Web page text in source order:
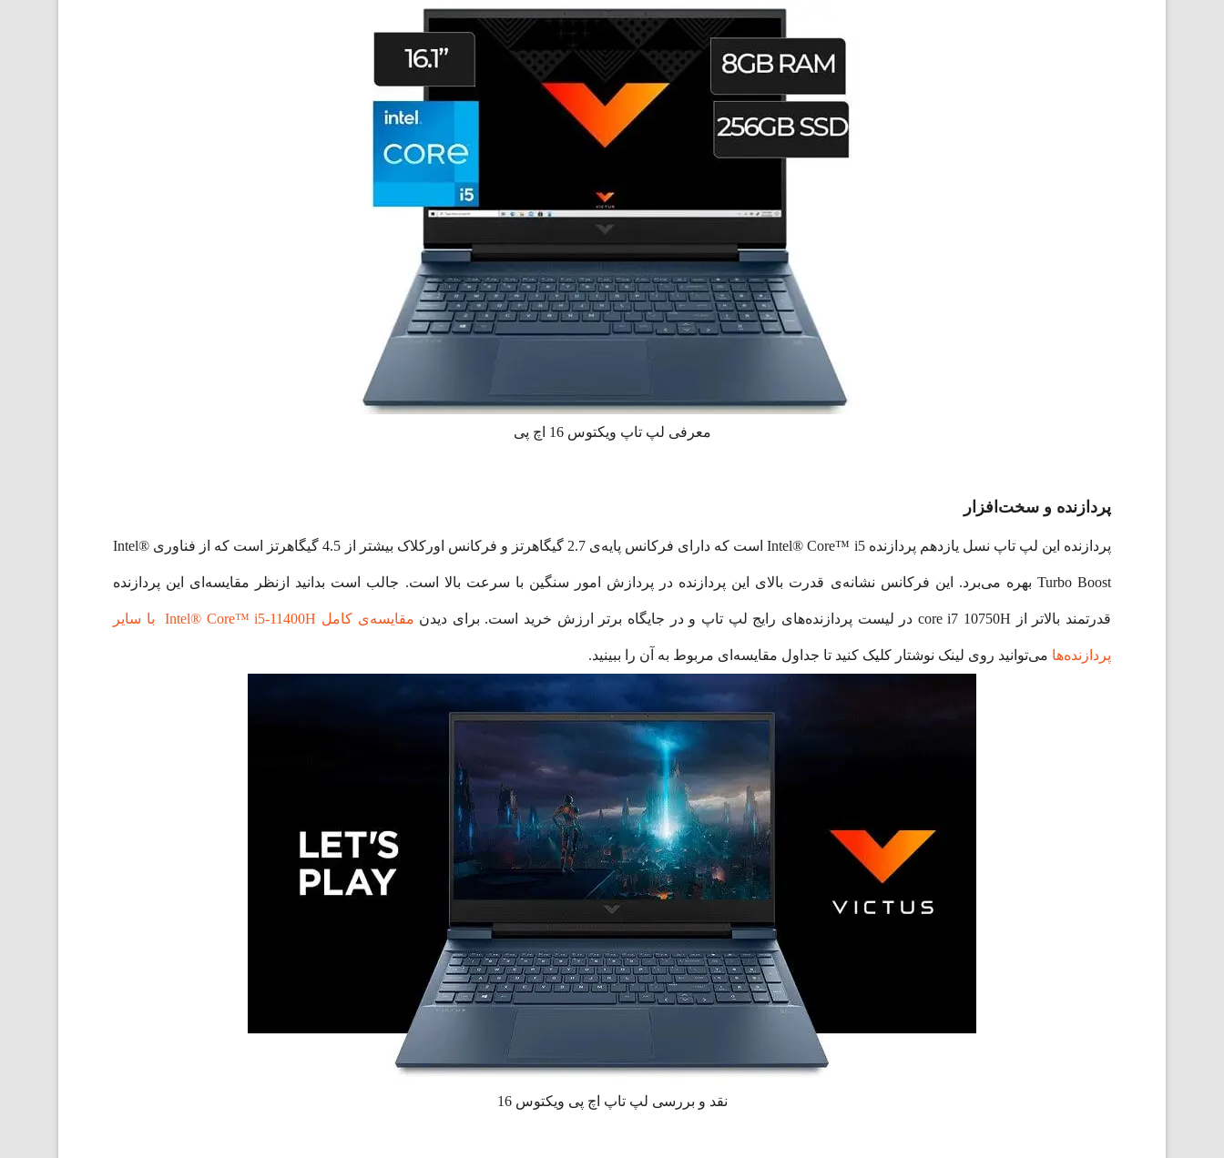
معرفی لپ تاپ ویکتوس 16 اچ پی
پردازنده و سخت‌افزار
پردازنده این لپ تاپ نسل یازدهم پردازنده Intel® Core™ i5 است که دارای فرکانس پایه‌ی 2.7 گیگاهرتز و فرکانس اورکلاک بیشتر از 4.5 گیگاهرتز است که از فناوری Intel®
Turbo Boost بهره می‌برد. این فرکانس نشانه‌ی قدرت بالای این پردازنده در پردازش امور سنگین با سرعت بالا است. جالب است بدانید ازنظر مقایسه‌ای این پردازنده
قدرتمند بالاتر از core i7 10750H در لیست پردازنده‌های رایج لپ تاپ و در جایگاه برتر ارزش خرید است. برای دیدن مقایسه‌ی کامل Intel® Core™ i5-11400H با سایر
پردازنده‌ها می‌توانید روی لینک نوشتار کلیک کنید تا جداول مقایسه‌ای مربوط به آن را ببینید.
نقد و بررسی لپ تاپ اچ پی ویکتوس 16